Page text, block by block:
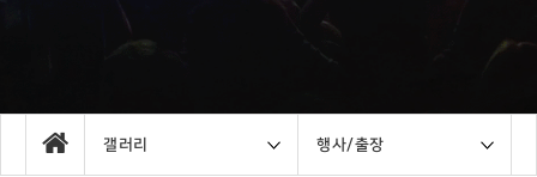
갤러리 행사/출장